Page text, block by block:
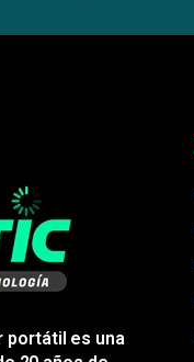
portátil es una